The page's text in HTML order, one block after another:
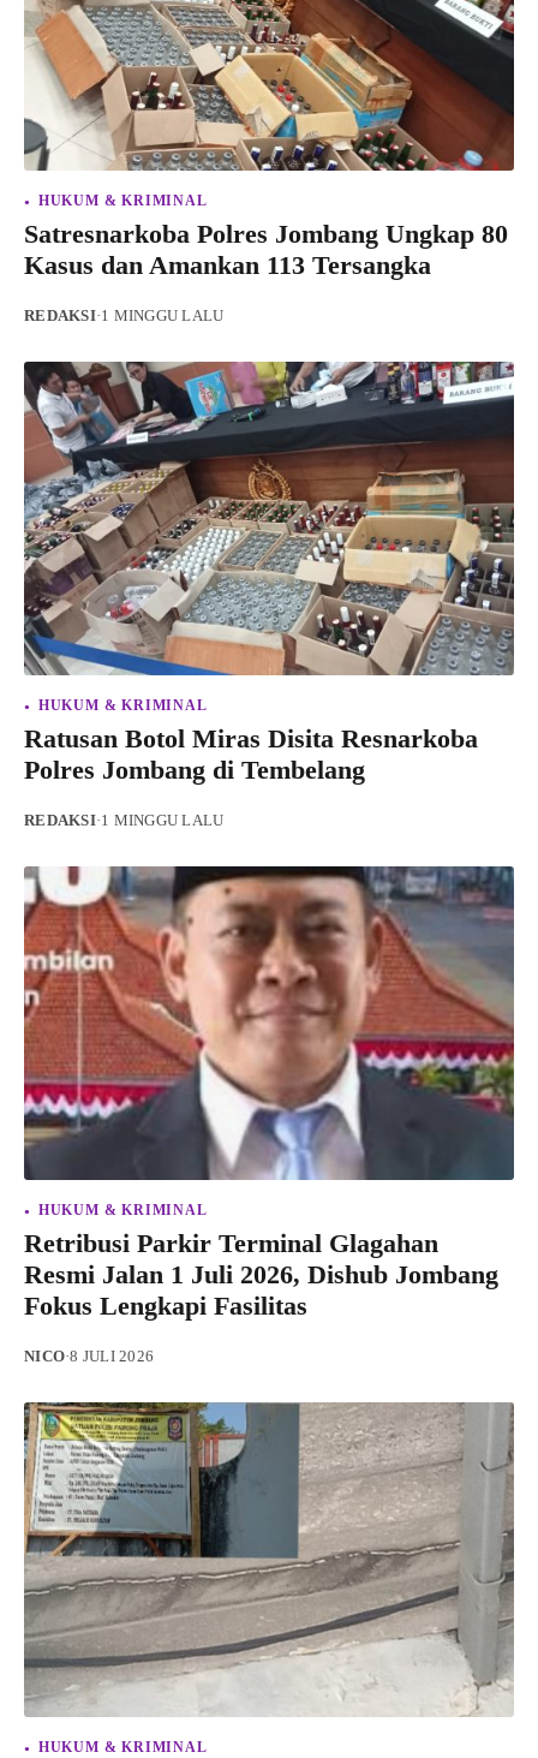
HUKUM & KRIMINAL
Satresnarkoba Polres Jombang Ungkap 80
Kasus dan Amankan 113 Tersangka
REDAKSI·1 MINGGU LALU
HUKUM & KRIMINAL
Ratusan Botol Miras Disita Resnarkoba
Polres Jombang di Tembelang
REDAKSI·1 MINGGU LALU
HUKUM & KRIMINAL
Retribusi Parkir Terminal Glagahan
Resmi Jalan 1 Juli 2026, Dishub Jombang
Fokus Lengkapi Fasilitas
NICO·8 JULI 2026
HUKUM & KRIMINAL